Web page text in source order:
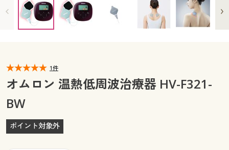
カタログ無料プレゼント
マイページ
閲覧履歴
お気に入り
会員メニュー
閲覧履歴
サポート
1件
オムロン 温熱低周波治療器 HV-F321-
BW
ポイント対象外